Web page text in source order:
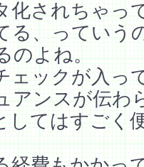
化されちゃっ
る、っていう
のよね。
ェックが入っ
アンスが伝わ
してはすごく